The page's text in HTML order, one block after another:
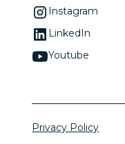
Instagram
LinkedIn
Youtube
Privacy Policy